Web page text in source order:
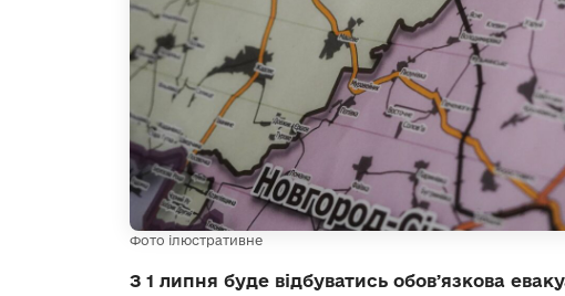
Фото ілюстративне
З 1 липня буде відбуватись обовʼязкова